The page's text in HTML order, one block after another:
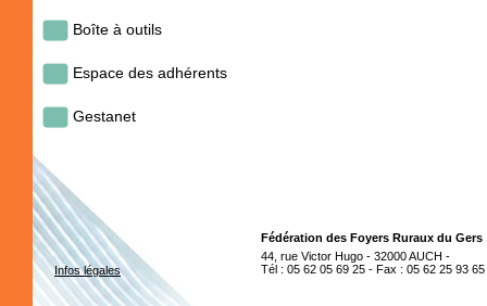
Boîte à outils
Espace des adhérents
Gestanet
Infos légales
Fédération des Foyers Ruraux du Gers
44, rue Victor Hugo - 32000 AUCH -
Tél : 05 62 05 69 25 - Fax : 05 62 25 93